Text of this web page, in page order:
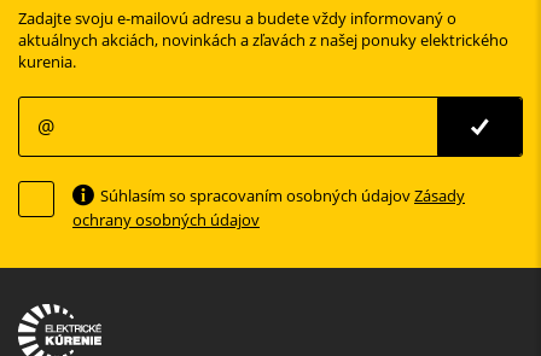
Zadajte svoju e-mailovú adresu a budete vždy informovaný o
aktuálnych akciách, novinkách a zľavách z našej ponuky elektrického
kurenia.
Súhlasím so spracovaním osobných údajovZásady
ochrany osobných údajov